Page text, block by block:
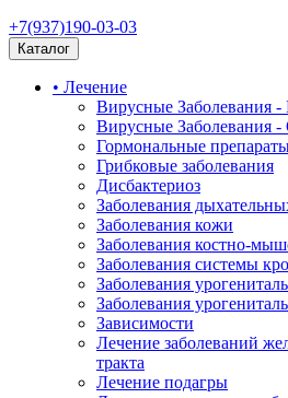
+7(937)190-03-03
Каталог
• Лечение
Вирусные Заболевания -
Вирусные Заболевания
Гормональные
Грибковые заболевания
Дисбактериоз
Заболевания
Заболевания кожи
Заболевания костно-
Заболевания системы
Заболевания
Заболевания
Зависимости
Лечение заболеваний
тракта
Лечение подагры